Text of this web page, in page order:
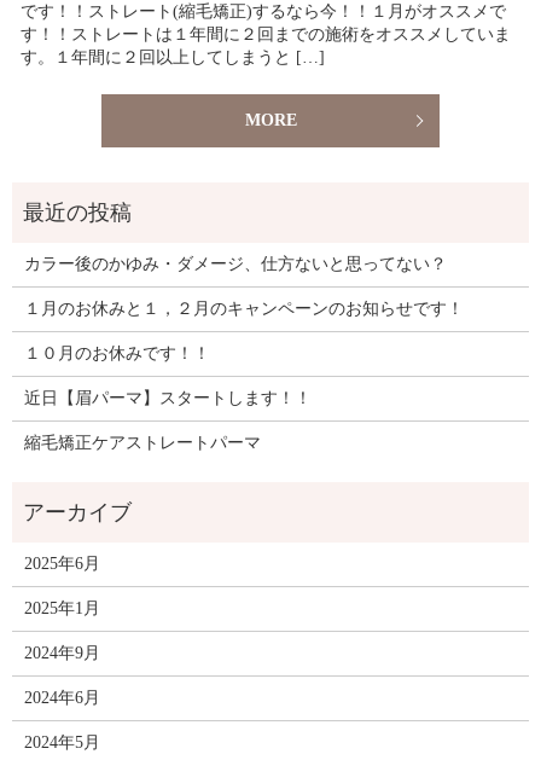
です！！ストレート(縮毛矯正)するなら今！！１月がオススメで
す！！ストレートは１年間に２回までの施術をオススメしていま
す。１年間に２回以上してしまうと […]
MORE
カラー後のかゆみ・ダメージ、仕方ないと思ってない？
１月のお休みと１，２月のキャンペーンのお知らせです！
１０月のお休みです！！
近日【眉パーマ】スタートします！！
縮毛矯正ケアストレートパーマ
2025年6月
2025年1月
2024年9月
2024年6月
2024年5月